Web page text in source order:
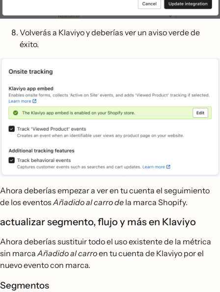
Volverás a Klaviyo y deberías ver un aviso verde de
éxito.
Ahora deberías empezar a ver en tu cuenta el seguimiento
de los eventos Añadido al carro de la marca Shopify.
actualizar segmento, flujo y más en Klaviyo
Ahora deberías sustituir todo el uso existente de la métrica
sin marca Añadido al carroen tu cuenta de Klaviyo por el
nuevo evento con marca.
Segmentos